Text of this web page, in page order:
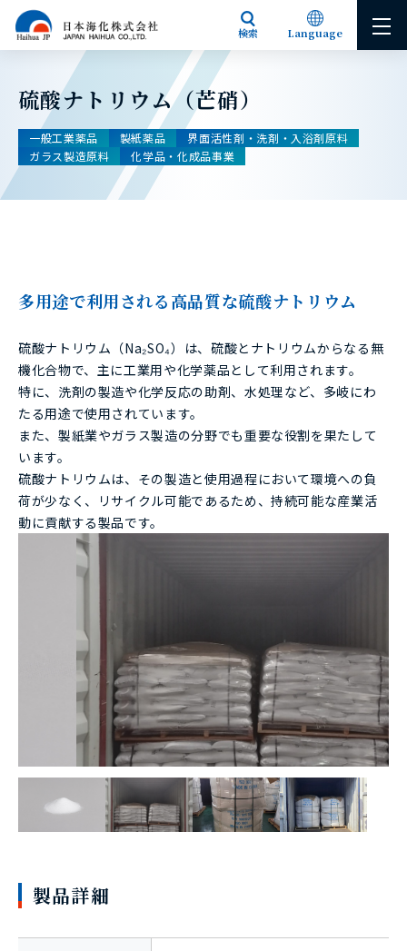
検索 Language
Japanese English
硫酸ナトリウム（芒硝）
一般工業薬品 製紙薬品
界面活性剤・洗剤・入浴剤原料
ガラス製造原料
化学品・化成品事業
多用途で利用される高品質な硫酸ナトリウム
硫酸ナトリウム（Na₂SO₄）は、硫酸とナトリウムからなる無
機化合物で、主に工業用や化学薬品として利用されます。
特に、洗剤の製造や化学反応の助剤、水処理など、多岐にわ
たる用途で使用されています。
また、製紙業やガラス製造の分野でも重要な役割を果たして
います。
硫酸ナトリウムは、その製造と使用過程において環境への負
荷が少なく、リサイクル可能であるため、持続可能な産業活
動に貢献する製品です。
製品詳細